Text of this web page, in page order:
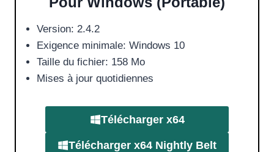
Version: 2.4.2
Exigence minimale: Windows 10
Taille du fichier: 158 Mo
Mises à jour quotidiennes
Télécharger x64
Télécharger x64 Nightly Belt